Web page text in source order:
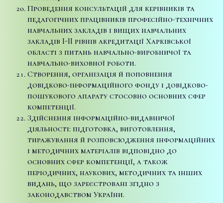
Проведення консультацій для керівників та
педагогічних працівників професійно-технічних
навчальних закладів і вищих навчальних
закладів I-II рівнів акредитації Харківської
області з питань навчально-виробничої та
навчально-виховної роботи.
Створення, організація й поповнення
довідково-інформаційного фонду і довідково-
пошукового апарату стосовно основних сфер
компетенції.
Здійснення інформаційно-видавничої
діяльності: підготовка, виготовлення,
тиражування й розповсюдження інформаційних
і методичних матеріалів відповідно до
основних сфер компетенції, а також
періодичних, наукових, методичних та інших
видань, що зареєстровані згідно з
законодавством України.